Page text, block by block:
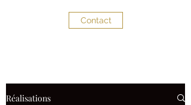
Contact
Réalisations